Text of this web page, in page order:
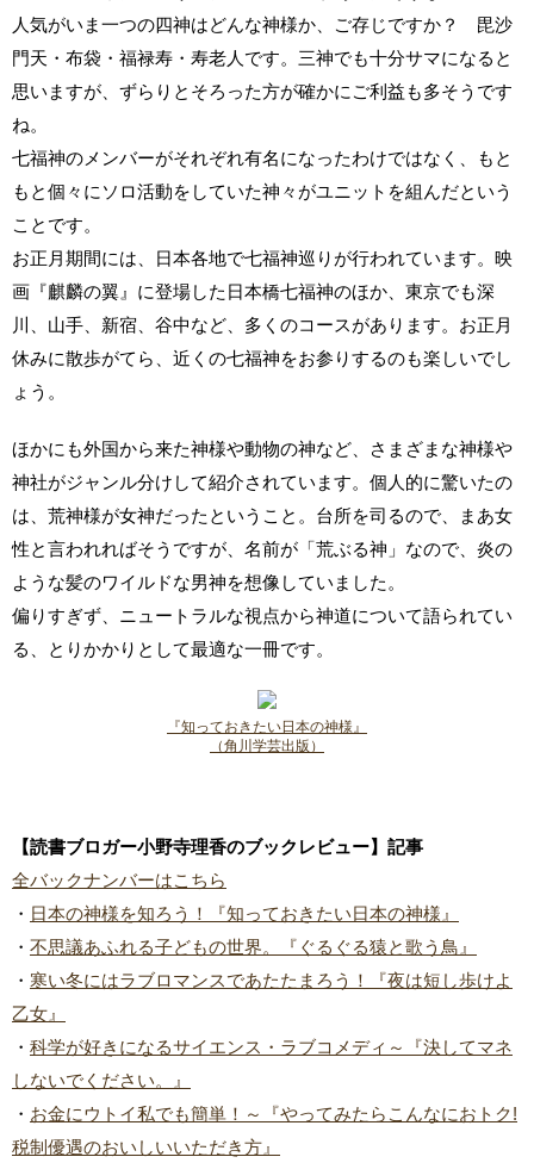
人気がいま一つの四神はどんな神様か、ご存じですか？ 毘沙
門天・布袋・福禄寿・寿老人です。三神でも十分サマになると
思いますが、ずらりとそろった方が確かにご利益も多そうです
ね。
七福神のメンバーがそれぞれ有名になったわけではなく、もと
もと個々にソロ活動をしていた神々がユニットを組んだという
ことです。
お正月期間には、日本各地で七福神巡りが行われています。映
画『麒麟の翼』に登場した日本橋七福神のほか、東京でも深
川、山手、新宿、谷中など、多くのコースがあります。お正月
休みに散歩がてら、近くの七福神をお参りするのも楽しいでし
ょう。
ほかにも外国から来た神様や動物の神など、さまざまな神様や
神社がジャンル分けして紹介されています。個人的に驚いたの
は、荒神様が女神だったということ。台所を司るので、まあ女
性と言われればそうですが、名前が「荒ぶる神」なので、炎の
ような髪のワイルドな男神を想像していました。
偏りすぎず、ニュートラルな視点から神道について語られてい
る、とりかかりとして最適な一冊です。
『知っておきたい日本の神様』
（角川学芸出版）
【読書ブロガー小野寺理香のブックレビュー】記事
全バックナンバーはこちら
・ 日本の神様を知ろう！『知っておきたい日本の神様』
・ 不思議あふれる子どもの世界。『ぐるぐる猿と歌う鳥』
・ 寒い冬にはラブロマンスであたたまろう！『夜は短し歩けよ
乙女』
・ 科学が好きになるサイエンス・ラブコメディ～『決してマネ
しないでください。』
・ お金にウトイ私でも簡単！～『やってみたらこんなにおトク!
税制優遇のおいしいいただき方』